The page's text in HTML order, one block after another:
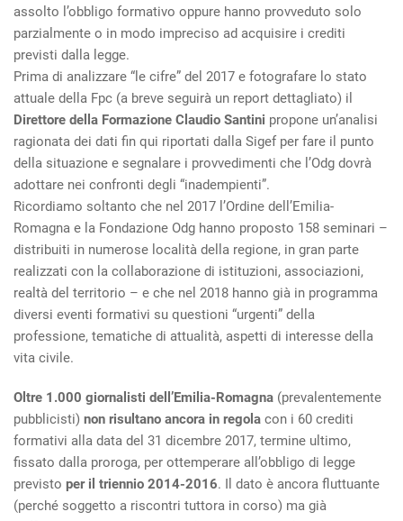
assolto l’obbligo formativo oppure hanno provveduto solo
parzialmente o in modo impreciso ad acquisire i crediti
previsti dalla legge.
Prima di analizzare “le cifre” del 2017 e fotografare lo stato
attuale della Fpc (a breve seguirà un report dettagliato) il
Direttore della Formazione Claudio Santini propone un’analisi
ragionata dei dati fin qui riportati dalla Sigef per fare il punto
della situazione e segnalare i provvedimenti che l’Odg dovrà
adottare nei confronti degli “inadempienti”.
Ricordiamo soltanto che nel 2017 l’Ordine dell’Emilia-
Romagna e la Fondazione Odg hanno proposto 158 seminari –
distribuiti in numerose località della regione, in gran parte
realizzati con la collaborazione di istituzioni, associazioni,
realtà del territorio – e che nel 2018 hanno già in programma
diversi eventi formativi su questioni “urgenti” della
professione, tematiche di attualità, aspetti di interesse della
vita civile.
Oltre 1.000 giornalisti dell’Emilia-Romagna (prevalentemente
pubblicisti) non risultano ancora in regola con i 60 crediti
formativi alla data del 31 dicembre 2017, termine ultimo,
fissato dalla proroga, per ottemperare all’obbligo di legge
previsto per il triennio 2014-2016. Il dato è ancora fluttuante
(perché soggetto a riscontri tuttora in corso) ma già